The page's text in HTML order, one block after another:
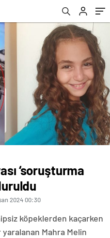
‘soruşturma
2024 00:30
köpeklerden kaçarken
yaralanan Mahra Melin